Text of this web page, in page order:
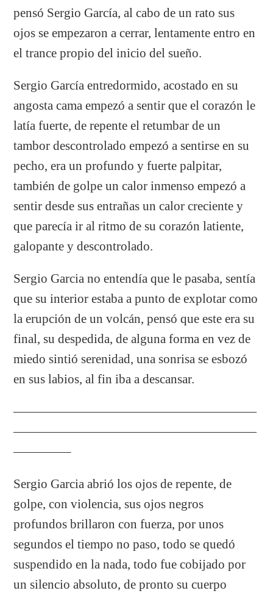
pensó Sergio García, al cabo de un rato sus
ojos se empezaron a cerrar, lentamente entro en
el trance propio del inicio del sueño.
Sergio García entredormido, acostado en su
angosta cama empezó a sentir que el corazón le
latía fuerte, de repente el retumbar de un
tambor descontrolado empezó a sentirse en su
pecho, era un profundo y fuerte palpitar,
también de golpe un calor inmenso empezó a
sentir desde sus entrañas un calor creciente y
que parecía ir al ritmo de su corazón latiente,
galopante y descontrolado.
Sergio Garcia no entendía que le pasaba, sentía
que su interior estaba a punto de explotar como
la erupción de un volcán, pensó que este era su
final, su despedida, de alguna forma en vez de
miedo sintió serenidad, una sonrisa se esbozó
en sus labios, al fin iba a descansar.
———————————————————
———————————————————
————–
Sergio Garcia abrió los ojos de repente, de
golpe, con violencia, sus ojos negros
profundos brillaron con fuerza, por unos
segundos el tiempo no paso, todo se quedó
suspendido en la nada, todo fue cobijado por
un silencio absoluto, de pronto su cuerpo